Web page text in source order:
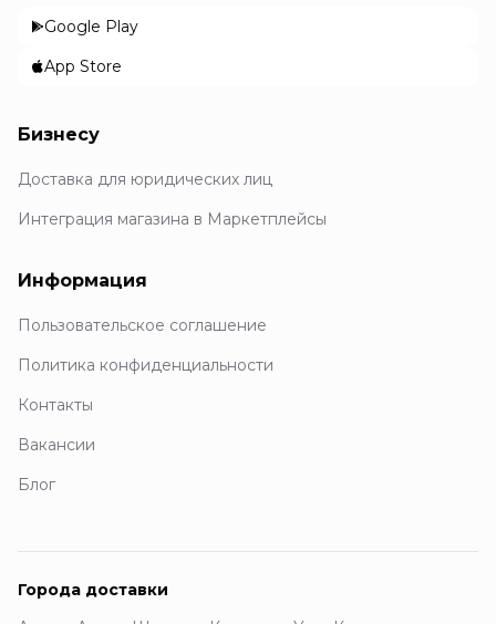
Google Play
App Store
Бизнесу
Доставка для юридических лиц
Интеграция магазина в Маркетплейсы
Информация
Пользовательское соглашение
Политика конфиденциальности
Контакты
Вакансии
Блог
Города доставки